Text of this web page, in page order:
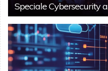
Speciale Cybersecurity